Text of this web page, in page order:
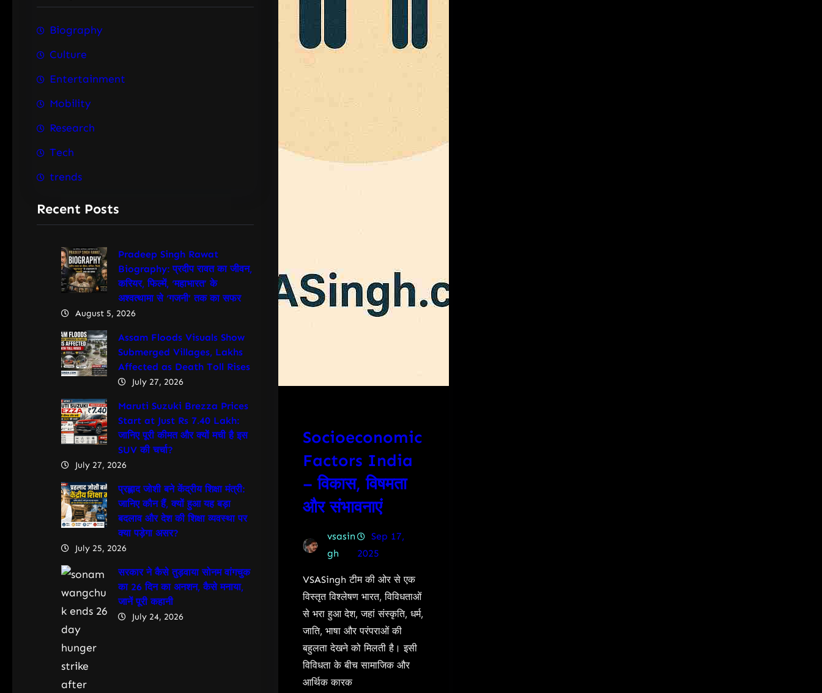
Biography
Culture
Entertainment
Mobility
Research
Tech
trends
Recent Posts
Pradeep Singh Rawat
Biography: प्रदीप रावत का जीवन,
करियर, फिल्में, ‘महाभारत’ के
अश्वत्थामा से ‘गजनी’ तक का सफर
August 5, 2026
Assam Floods Visuals Show
Submerged Villages, Lakhs
Affected as Death Toll Rises
July 27, 2026
Maruti Suzuki Brezza Prices
Start at Just Rs 7.40 Lakh:
जानिए पूरी कीमत और क्यों मची है इस
SUV की चर्चा?
July 27, 2026
प्रह्लाद जोशी बने केंद्रीय शिक्षा मंत्री:
जानिए कौन हैं, क्यों हुआ यह बड़ा
बदलाव और देश की शिक्षा व्यवस्था पर
क्या पड़ेगा असर?
July 25, 2026
सरकार ने कैसे तुड़वाया सोनम वांगचुक
का 26 दिन का अनशन, कैसे मनाया,
जानें पूरी कहानी
July 24, 2026
Socioeconomic
Factors India
– विकास, विषमता
और संभावनाएं
vsasin
gh
Sep 17,
2025
VSASingh टीम की ओर से एक
विस्तृत विश्लेषण भारत, विविधताओं
से भरा हुआ देश, जहां संस्कृति, धर्म,
जाति, भाषा और परंपराओं की
बहुलता देखने को मिलती है। इसी
विविधता के बीच सामाजिक और
आर्थिक कारक